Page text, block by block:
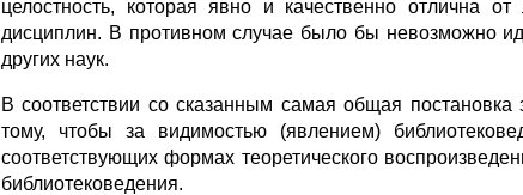
целостность, которая явно и качественно отлична
дисциплин. В противном случае было бы невозможно
других наук.
В соответствии со сказанным самая общая
тому, чтобы за видимостью (явлением)
соответствующих формах теоретического
библиотековедения.